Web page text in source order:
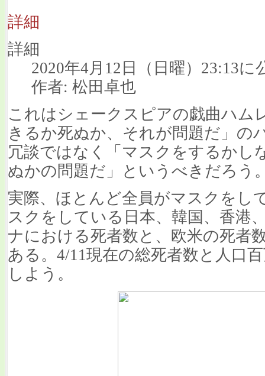
詳細
詳細
2020年4月12日（日曜）23:13に
作者: 松田卓也
これはシェークスピアの戯曲ハム
きるか死ぬか、それが問題だ」の
冗談ではなく「マスクをするかし
ぬかの問題だ」というべきだろう
実際、ほとんど全員がマスクをし
スクをしている日本、韓国、香港
ナにおける死者数と、欧米の死者
ある。4/11現在の総死者数と人口
しよう。